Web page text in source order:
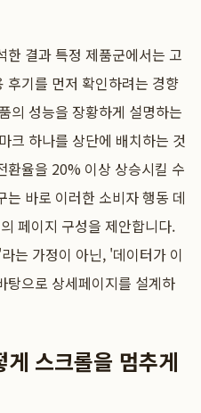
한 결과 특정 제품군에서는 고
후기를 먼저 확인하려는 경향
의 성능을 장황하게 설명하는
크 하나를 상단에 배치하는 것
환율을 20% 이상 상승시킬 수
는 바로 이러한 소비자 행동 데
페이지 구성을 제안합니다.
는 가정이 아닌, '데이터가 이
탕으로 상세페이지를 설계하
스크롤을 멈추게